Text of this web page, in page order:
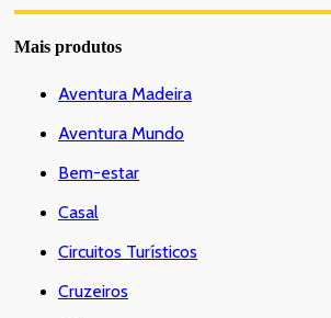
Mais produtos
Aventura Madeira
Aventura Mundo
Bem-estar
Casal
Circuitos Turísticos
Cruzeiros